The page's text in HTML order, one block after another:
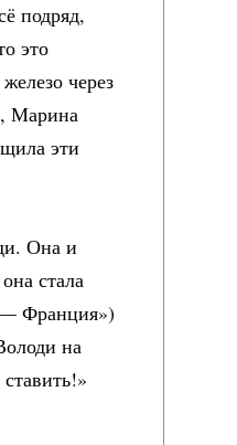
подряд,
это
через
Марина
эти
Она и
стала
Франция»)
на